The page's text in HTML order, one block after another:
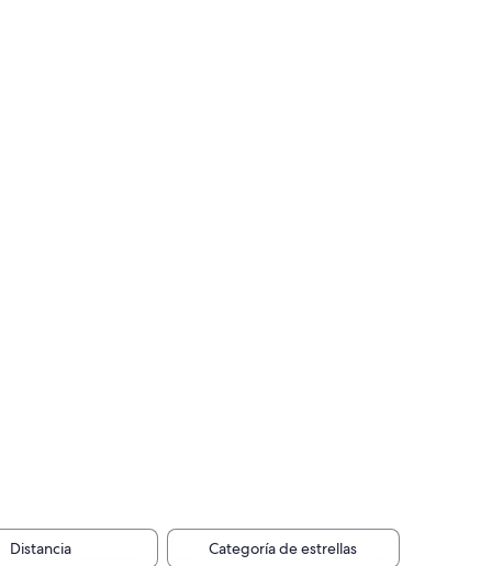
Distancia Categoría de estrellas